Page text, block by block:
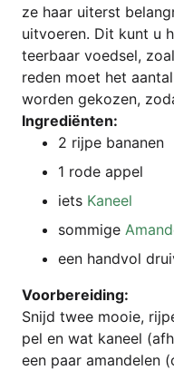
ze haar uiterst
uit­voe­ren. Dit kunt u
teer­baar voed­sel,
reden moet het
wor­den geko­zen,
Ingre­diën­ten:
2 rij­pe bananen
1 rode appel
iets Kaneel
som­mi­ge
een hand­vol
Voor­be­rei­ding:
Snijd twee mooie,
pel en wat kaneel
een paar aman­delen